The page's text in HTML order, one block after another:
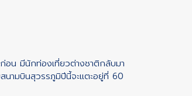
อน มีนักท่องเที่ยวต่างชาติกลับมา
ามบินสุวรรภูมิปีนี้จะแตะอยู่ที่ 60